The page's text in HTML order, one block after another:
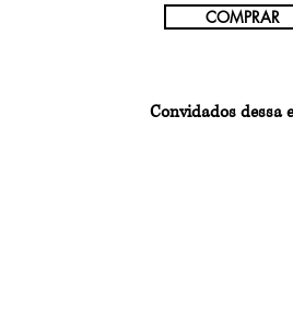
COMPRAR
Convidados dessa